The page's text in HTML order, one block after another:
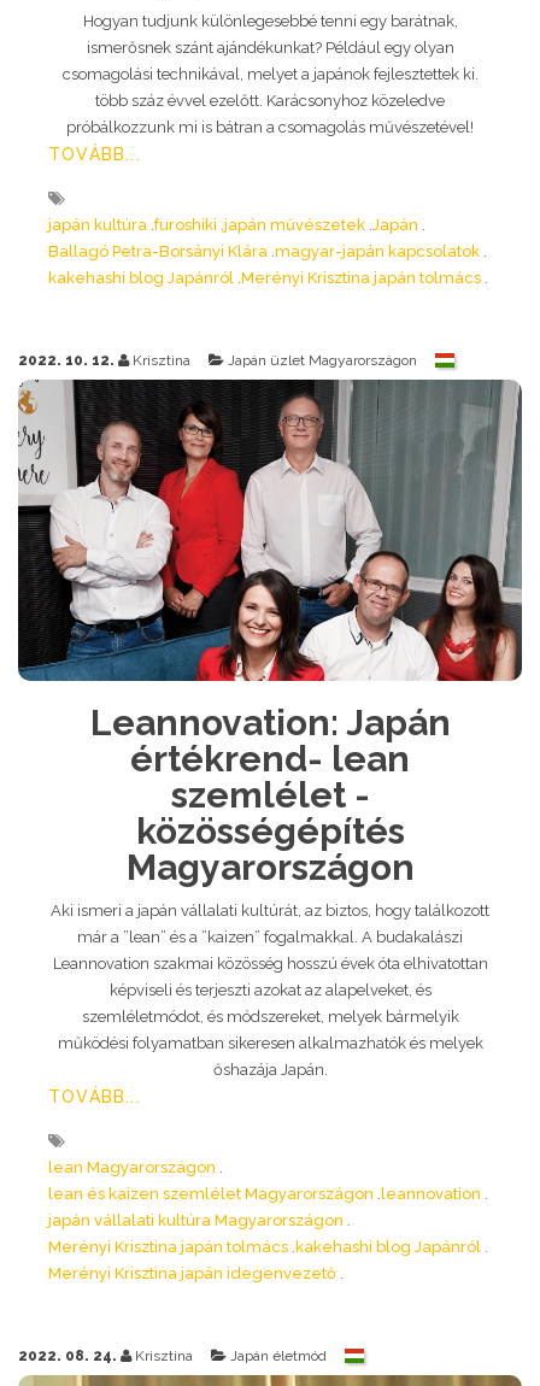
Hogyan tudjunk különlegesebbé tenni egy barátnak,
ismerősnek szánt ajándékunkat? Például egy olyan
csomagolási technikával, melyet a japánok fejlesztettek ki.
több száz évvel ezelőtt. Karácsonyhoz közeledve
próbálkozzunk mi is bátran a csomagolás művészetével!
TOVÁBB...
japán kultúra furoshiki japán művészetek Japán
Ballagó Petra-Borsányi Klára magyar-japán kapcsolatok
kakehashi blog Japánról Merényi Krisztina japán tolmács
2022. 10. 12. Krisztina Japán üzlet Magyarországon
Leannovation: Japán
értékrend- lean
szemlélet -
közösségépítés
Magyarországon
Aki ismeri a japán vállalati kultúrát, az biztos, hogy találkozott
már a ”lean” és a ”kaizen” fogalmakkal. A budakalászi
Leannovation szakmai közösség hosszú évek óta elhivatottan
képviseli és terjeszti azokat az alapelveket, és
szemléletmódot, és módszereket, melyek bármelyik
működési folyamatban sikeresen alkalmazhatók és melyek
őshazája Japán.
TOVÁBB...
lean Magyarországon
lean és kaizen szemlélet Magyarországon leannovation
japán vállalati kultúra Magyarországon
Merényi Krisztina japán tolmács kakehashi blog Japánról
Merényi Krisztina japán idegenvezető
2022. 08. 24. Krisztina Japán életmód